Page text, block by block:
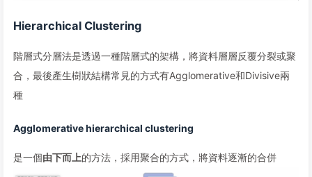
Hierarchical Clustering
階層式分層法是透過一種階層式的架構，將資料層層反覆分裂或聚
合，最後產生樹狀結構常見的方式有Agglomerative和Divisive兩
種
Agglomerative hierarchical clustering
是一個由下而上的方法，採用聚合的方式，將資料逐漸的合併